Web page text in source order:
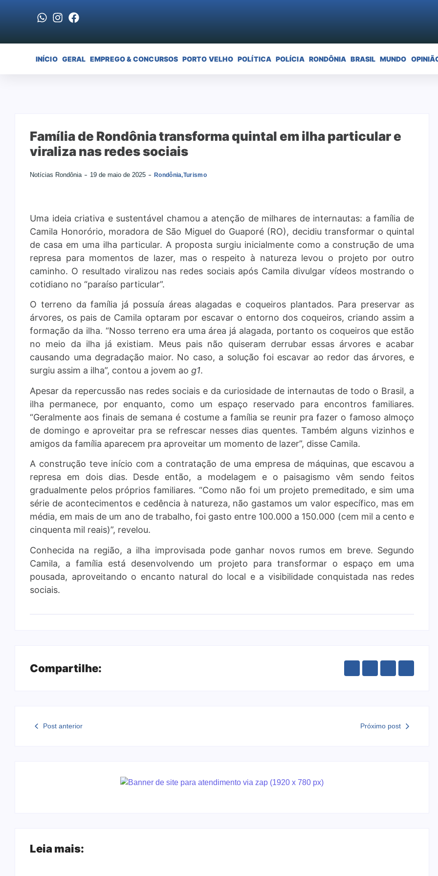
INÍCIO GERAL EMPREGO & CONCURSOS PORTO VELHO POLÍTICA POLÍCIA RONDÔNIA BRASIL MUNDO
Família de Rondônia transforma quintal em ilha particular e
viraliza nas redes sociais
Notícias Rondônia 19 de maio de 2025 Rondônia,Turismo
Uma ideia criativa e sustentável chamou a atenção de milhares de internautas: a família de
Camila Honorório, moradora de São Miguel do Guaporé (RO), decidiu transformar o quintal
de casa em uma ilha particular. A proposta surgiu inicialmente como a construção de uma
represa para momentos de lazer, mas o respeito à natureza levou o projeto por outro
caminho. O resultado viralizou nas redes sociais após Camila divulgar vídeos mostrando o
cotidiano no “paraíso particular”.
O terreno da família já possuía áreas alagadas e coqueiros plantados. Para preservar as
árvores, os pais de Camila optaram por escavar o entorno dos coqueiros, criando assim a
formação da ilha. “Nosso terreno era uma área já alagada, portanto os coqueiros que estão
no meio da ilha já existiam. Meus pais não quiseram derrubar essas árvores e acabar
causando uma degradação maior. No caso, a solução foi escavar ao redor das árvores, e
surgiu assim a ilha”, contou a jovem ao g1.
Apesar da repercussão nas redes sociais e da curiosidade de internautas de todo o Brasil, a
ilha permanece, por enquanto, como um espaço reservado para encontros familiares.
“Geralmente aos finais de semana é costume a família se reunir pra fazer o famoso almoço
de domingo e aproveitar pra se refrescar nesses dias quentes. Também alguns vizinhos e
amigos da família aparecem pra aproveitar um momento de lazer”, disse Camila.
A construção teve início com a contratação de uma empresa de máquinas, que escavou a
represa em dois dias. Desde então, a modelagem e o paisagismo vêm sendo feitos
gradualmente pelos próprios familiares. “Como não foi um projeto premeditado, e sim uma
série de acontecimentos e cedência à natureza, não gastamos um valor específico, mas em
média, em mais de um ano de trabalho, foi gasto entre 100.000 a 150.000 (cem mil a cento e
cinquenta mil reais)”, revelou.
Conhecida na região, a ilha improvisada pode ganhar novos rumos em breve. Segundo
Camila, a família está desenvolvendo um projeto para transformar o espaço em uma
pousada, aproveitando o encanto natural do local e a visibilidade conquistada nas redes
sociais.
Compartilhe:
Post anterior Próximo post
Leia mais: